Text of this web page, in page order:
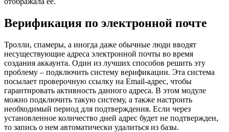
Верификация по электронной почте
Тролли, спамеры, а иногда даже обычные люди вводят
несуществующие адреса электронной почты во время
создания аккаунта. Один из лучших способов решить эту
проблему – подключить систему верификации. Эта система
посылает проверочную ссылку на Email-адрес, чтобы
гарантировать активность данного адреса. В этом модуле
можно подключить такую систему, а также настроить
необходимый период для подтверждения. Если через
установленное количество дней адрес будет не подтвержден,
то запись о нем автоматически удалиться из базы.